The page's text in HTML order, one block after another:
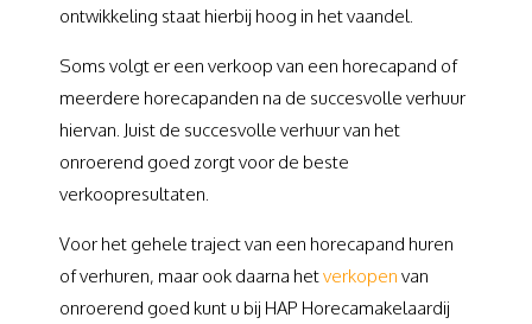
ontwikkeling staat hierbij hoog in het vaandel.
Soms volgt er een verkoop van een horecapand of
meerdere horecapanden na de succesvolle verhuur
hiervan. Juist de succesvolle verhuur van het
onroerend goed zorgt voor de beste
verkoopresultaten.
Voor het gehele traject van een horecapand huren
of verhuren, maar ook daarna hetverkopen van
onroerend goed kunt u bij HAP Horecamakelaardij